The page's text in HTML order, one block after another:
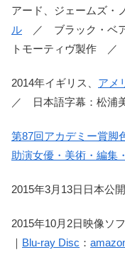
アード、ジェームズ・
ル ／ ブラック・ベ
トモーティヴ製作 ／
2014年イギリス、 アメ
／ 日本語字幕：松
第87回アカデミー賞脚
助演女優・美術・編集
2015年3月13日日本公開
2015年10月2日映像ソ
｜ Blu-ray Disc ：